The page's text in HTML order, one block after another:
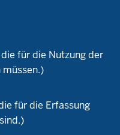
für die Nutzung der
müssen.)
für die Erfassung